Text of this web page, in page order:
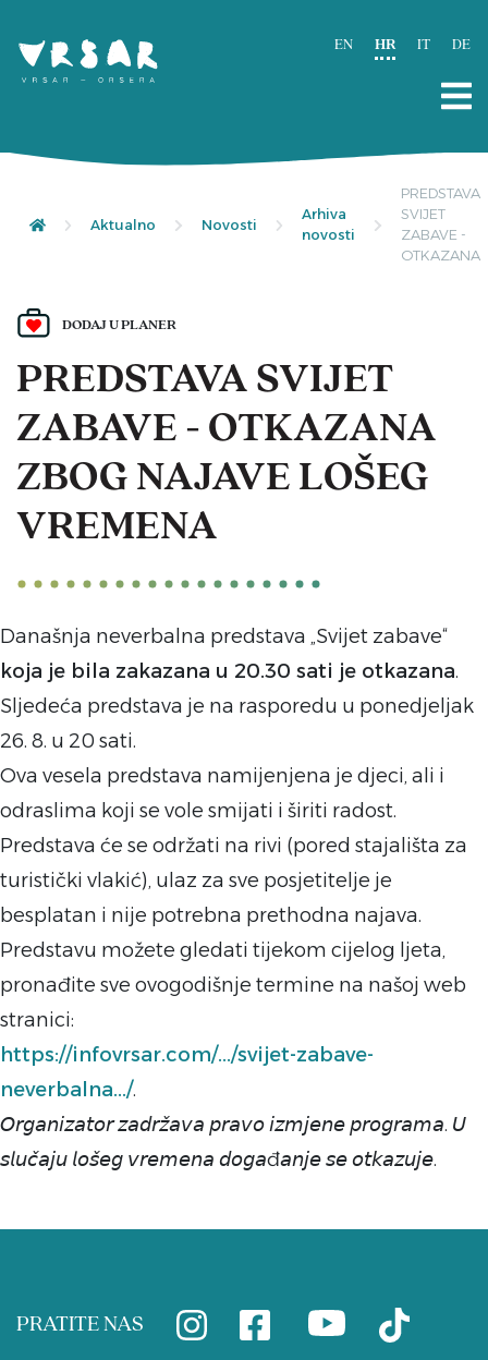
EN HR IT DE
Aktualno Novosti
Arhiva
novosti
PREDSTAVA
SVIJET
ZABAVE -
OTKAZANA
DODAJ U PLANER
PREDSTAVA SVIJET
ZABAVE - OTKAZANA
ZBOG NAJAVE LOŠEG
VREMENA
Današnja neverbalna predstava „Svijet zabave“
koja je bila zakazana u 20.30 sati je otkazana.
Sljedeća predstava je na rasporedu u ponedjeljak
26. 8. u 20 sati.
Ova vesela predstava namijenjena je djeci, ali i
odraslima koji se vole smijati i širiti radost.
Predstava će se održati na rivi (pored stajališta za
turistički vlakić), ulaz za sve posjetitelje je
besplatan i nije potrebna prethodna najava.
Predstavu možete gledati tijekom cijelog ljeta,
pronađite sve ovogodišnje termine na našoj web
stranici:
https://infovrsar.com/.../svijet-zabave-
neverbalna.../.
𝘖𝘳𝘨𝘢𝘯𝘪𝘻𝘢𝘵𝘰𝘳 𝘻𝘢𝘥𝘳𝘻̌𝘢𝘷𝘢 𝘱𝘳𝘢𝘷𝘰 𝘪𝘻𝘮𝘫𝘦𝘯𝘦 𝘱𝘳𝘰𝘨𝘳𝘢𝘮𝘢. 𝘜
𝘴𝘭𝘶𝘤̌𝘢𝘫𝘶 𝘭𝘰𝘴̌𝘦𝘨 𝘷𝘳𝘦𝘮𝘦𝘯𝘢 𝘥𝘰𝘨𝘢đ𝘢𝘯𝘫𝘦 𝘴𝘦 𝘰𝘵𝘬𝘢𝘻𝘶𝘫𝘦.
PRATITE NAS